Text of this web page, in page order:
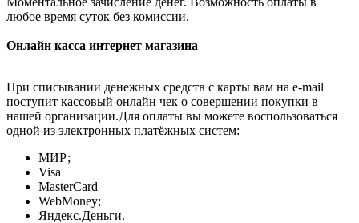
любое время суток без комиссии.
Онлайн касса интернет магазина
При списывании денежных средств с карты вам на e-mail
поступит кассовый онлайн чек о совершении покупки в
нашей организации.Для оплаты вы можете воспользоваться
одной из электронных платёжных систем:
МИР;
Visa
MasterCard
WebMoney;
Яндекс.Деньги.